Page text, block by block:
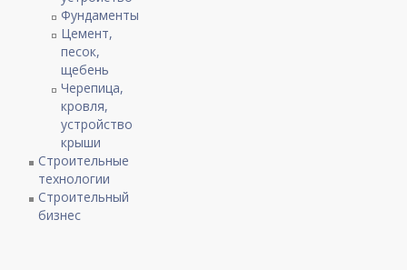
Фундаменты
Цемент,
песок,
щебень
Черепица,
кровля,
устройство
крыши
Строительные
технологии
Строительный
бизнес